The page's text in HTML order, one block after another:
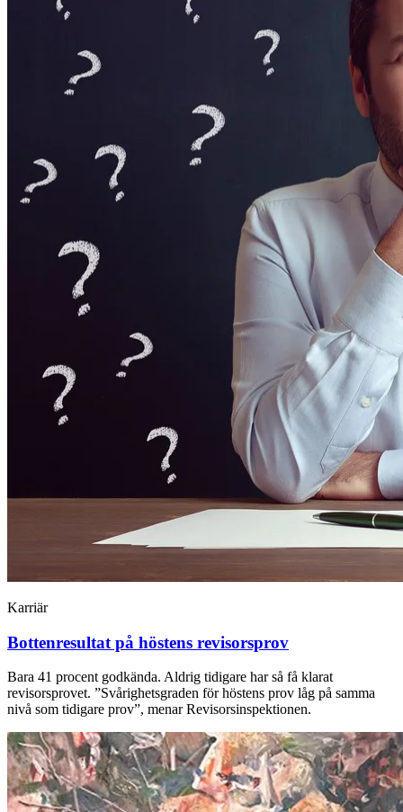
Karriär
Bottenresultat på höstens revisorsprov
Bara 41 procent godkända. Aldrig tidigare har så få klarat
revisorsprovet. ”Svårighetsgraden för höstens prov låg på samma
nivå som tidigare prov”, menar Revisorsinspektionen.